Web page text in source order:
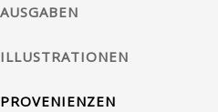
AUSGABEN
ILLUSTRATIONEN
PROVENIENZEN